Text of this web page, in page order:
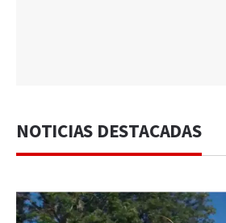
NOTICIAS DESTACADAS